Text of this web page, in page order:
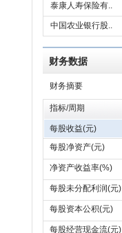
泰康人寿保险有..
中国农业银行股..
财务数据
财务摘要
指标/周期
每股收益(元)
每股净资产(元)
净资产收益率(%)
每股未分配利润(元)
每股资本公积(元)
每股经营现金流(元)